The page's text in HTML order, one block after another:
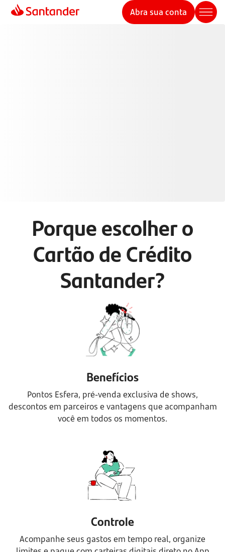
Abra sua conta
Porque escolher o
Cartão de Crédito
Santander?
Benefícios
Pontos Esfera, pré-venda exclusiva de shows,
descontos em parceiros e vantagens que acompanham
você em todos os momentos.
Controle
Acompanhe seus gastos em tempo real, organize